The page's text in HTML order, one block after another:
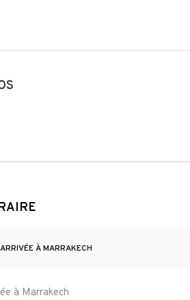
ARRIVÉE À MARRAKECH
à Marrakech